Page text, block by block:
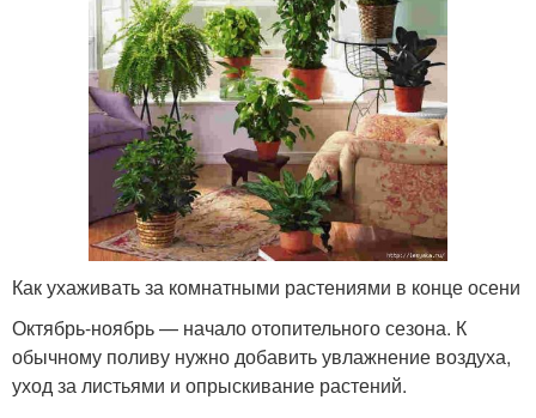
Как ухаживать за комнатными растениями в конце осени
Октябрь-ноябрь — начало отопительного сезона. К
обычному поливу нужно добавить увлажнение воздуха,
уход за листьями и опрыскивание растений.